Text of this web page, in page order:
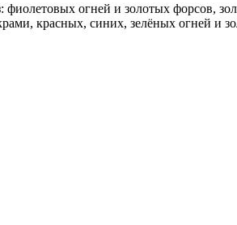
огней и золотых форсов,
красных, синих, зелёных огней и